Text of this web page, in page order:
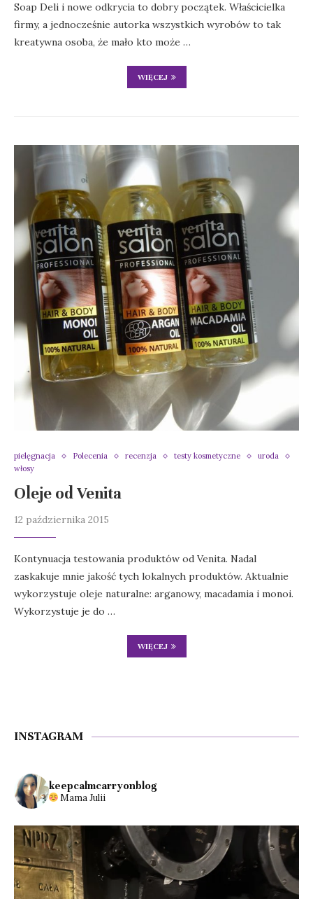
Soap Deli i nowe odkrycia to dobry początek. Właścicielka
firmy, a jednocześnie autorka wszystkich wyrobów to tak
kreatywna osoba, że mało kto może …
WIĘCEJ
pielęgnacja Polecenia recenzja testy kosmetyczne
uroda
włosy
Oleje od Venita
12 października 2015
Kontynuacja testowania produktów od Venita. Nadal
zaskakuje mnie jakość tych lokalnych produktów. Aktualnie
wykorzystuje oleje naturalne: arganowy, macadamia i monoi.
Wykorzystuje je do …
WIĘCEJ
INSTAGRAM
keepcalmcarryonblog
Mama Julii